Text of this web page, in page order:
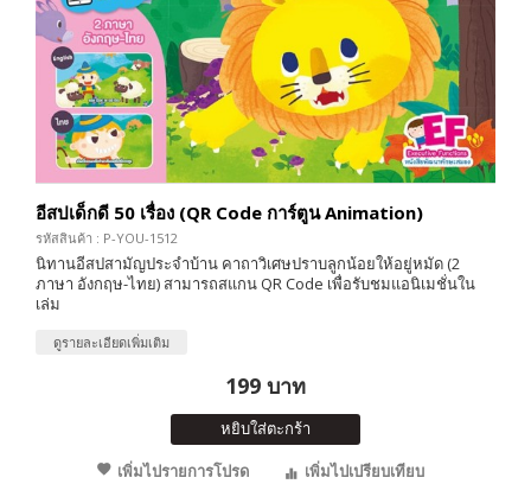
อีสปเด็กดี 50 เรื่อง (QR Code การ์ตูน Animation)
รหัสสินค้า : P-YOU-1512
นิทานอีสปสามัญประจำบ้าน คาถาวิเศษปราบลูกน้อยให้อยู่หมัด (2
ภาษา อังกฤษ-ไทย) สามารถสแกน QR Code เพื่อรับชมแอนิเมชั่นใน
เล่ม
ดูรายละเอียดเพิ่มเติม
199 บาท
หยิบใส่ตะกร้า
เพิ่มไปรายการโปรด
เพิ่มไปเปรียบเทียบ